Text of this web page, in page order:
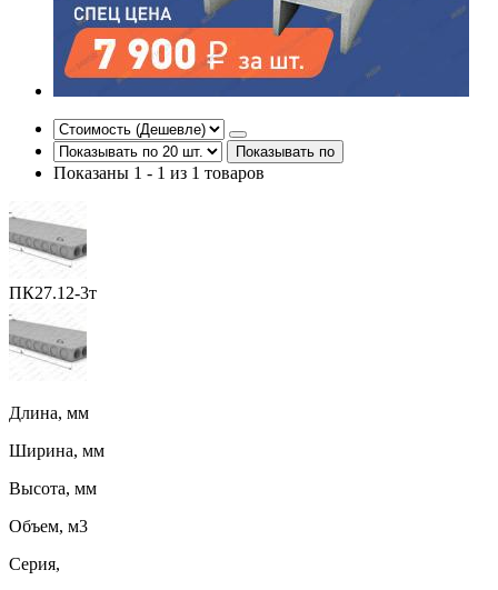
Показывать по
Показаны 1 - 1 из 1 товаров
ПК27.12-3т
Длина, мм
Ширина, мм
Высота, мм
Объем, м3
Серия,